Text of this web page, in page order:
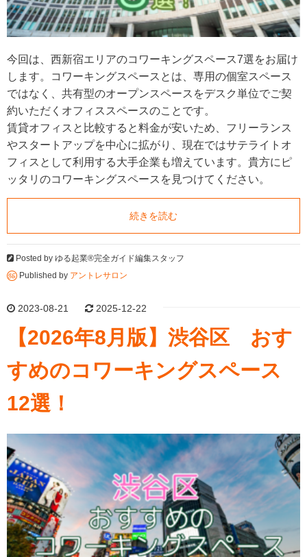
今回は、西新宿エリアのコワーキングスペース7選をお届け
します。コワーキングスペースとは、専用の個室スペース
ではなく、共有型のオープンスペースをデスク単位でご契
約いただくオフィススペースのことです。
賃貸オフィスと比較すると料金が安いため、フリーランス
やスタートアップを中心に拡がり、現在ではサテライトオ
フィスとして利用する大手企業も増えています。貴方にピ
ッタリのコワーキングスペースを見つけてください。
続きを読む
Posted by ゆる起業®完全ガイド編集スタッフ
Published by アントレサロン
2023-08-21 2025-12-22
【2026年8月版】渋谷区 おす
すめのコワーキングスペース
12選！